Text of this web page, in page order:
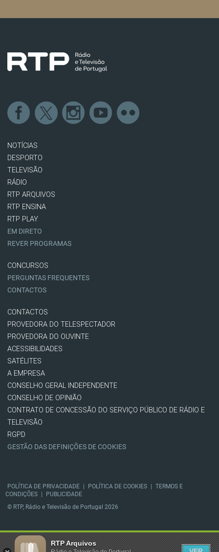
NOTÍCIAS
DESPORTO
TELEVISÃO
RÁDIO
RTP ARQUIVOS
RTP ENSINA
RTP PLAY
EM DIRETO
REVER PROGRAMAS
CONCURSOS
PERGUNTAS FREQUENTES
CONTACTOS
CONTACTOS
PROVEDORA DO TELESPECTADOR
PROVEDORA DO OUVINTE
ACESSIBILIDADES
SATÉLITES
A EMPRESA
CONSELHO GERAL INDEPENDENTE
CONSELHO DE OPINIÃO
CONTRATO DE CONCESSÃO DO SERVIÇO PÚBLICO DE RÁDIO E
TELEVISÃO
RGPD
GESTÃO DAS DEFINIÇÕES DE COOKIES
POLÍTICA DE PRIVACIDADE POLÍTICA DE COOKIES
TERMOS E
CONDIÇÕES
PUBLICIDADE
© RTP, Rádio e Televisão de Portugal 2026
RTP Arquivos